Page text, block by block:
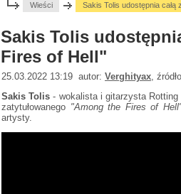
Wieści Sakis Tolis udostępnia
Sakis Tolis
Fires of Hell"
25.03.2022 13:19 autor: Verghityax ,
Sakis Tolis - wokalista i gitarzysta Rotting
zatytułowanego "Among the Fires of
artysty.